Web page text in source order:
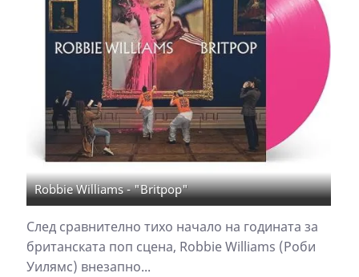
Robbie Williams - "Britpop"
След сравнително тихо начало на годината за
британската поп сцена, Robbie Williams (Роби
Уилямс) внезапно...